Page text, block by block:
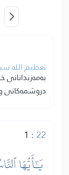
تعظيم الله
دروشمەکانى
1 : 22
يَٰٓأَيُّهَا